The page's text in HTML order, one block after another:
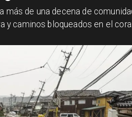
más de una decena de
caminos bloqueados en el